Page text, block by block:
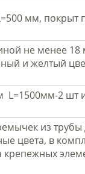
мм,
не менее
и желтый
L=1500мм-2 шт
из
цвета, в
крепежных